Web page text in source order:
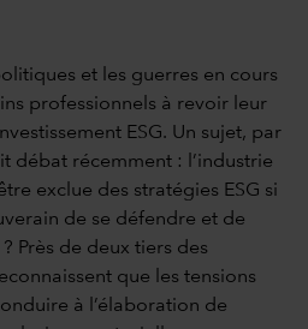
et les guerres en cours
professionnels à revoir leur
ESG. Un sujet, par
débat récemment : l’industrie
exclue des stratégies ESG si
de se défendre et de
Près de deux tiers des
que les tensions
à l’élaboration de